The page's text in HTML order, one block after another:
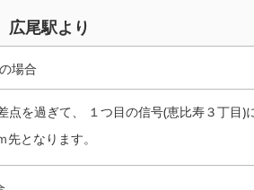
尾駅より
場合
を過ぎて、 １つ目の信号(恵比寿３丁目)
となります。